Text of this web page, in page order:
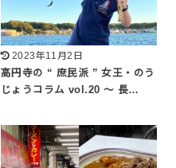
2023年11月2日
高円寺の “ 庶民派 ” 女王・のう
じょうコラム vol.20 ～ 長…